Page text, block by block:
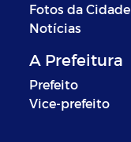
Fotos da Cidade
Notícias
A Prefeitura
Prefeito
Vice-prefeito